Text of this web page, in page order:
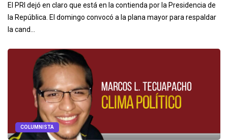
El PRI dejó en claro que está en la contienda por la Presidencia de
la República. El domingo convocó a la plana mayor para respaldar
la cand...
COLUMNISTA